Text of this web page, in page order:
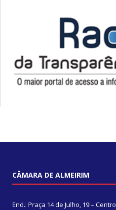
CÂMARA DE ALMEIRIM
End.: Praça 14 de Julho, 19 – Centro